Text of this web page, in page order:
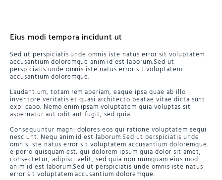
Eius modi tempora incidunt ut
Sed ut perspiciatis unde omnis iste natus error sit voluptatem
accusantium doloremque anim id est laborum.Sed ut
perspiciatis unde omnis iste natus error sit voluptatem
accusantium doloremque.
Laudantium, totam rem aperiam, eaque ipsa quae ab illo
inventore veritatis et quasi architecto beatae vitae dicta sunt
explicabo. Nemo enim ipsam voluptatem quia voluptas sit
aspernatur aut odit aut fugit, sed quia.
Consequuntur magni dolores eos qui ratione voluptatem sequi
nesciunt. Nequ anim id est laborum.Sed ut perspiciatis unde
omnis iste natus error sit voluptatem accusantium doloremque.
e porro quisquam est, qui dolorem ipsum quia dolor sit amet,
consectetur, adipisci velit, sed quia non numquam eius modi
anim id est laborum.Sed ut perspiciatis unde omnis iste natus
error sit voluptatem accusantium doloremque.